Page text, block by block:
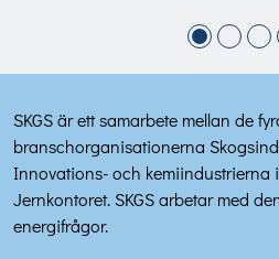
SKGS är ett samarbete mellan de
branschorganisationerna
Innovations- och kemiindustrierna
Jernkontoret. SKGS arbetar med
energifrågor.